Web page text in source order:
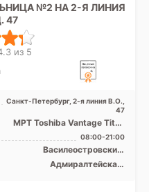
№2 НА 2-Я ЛИНИЯ
47
из 5
Санкт-Петербург, 2-я линия В.О.,
47
МРТ Toshiba Vantage Titan
1.5T закрытый тип, КТ
Siemens Somatom Emotio ...
08:00-21:00
Василеостровский,
Петроградский, Приморский,
Адмиралтейский
Адмиралтейская,